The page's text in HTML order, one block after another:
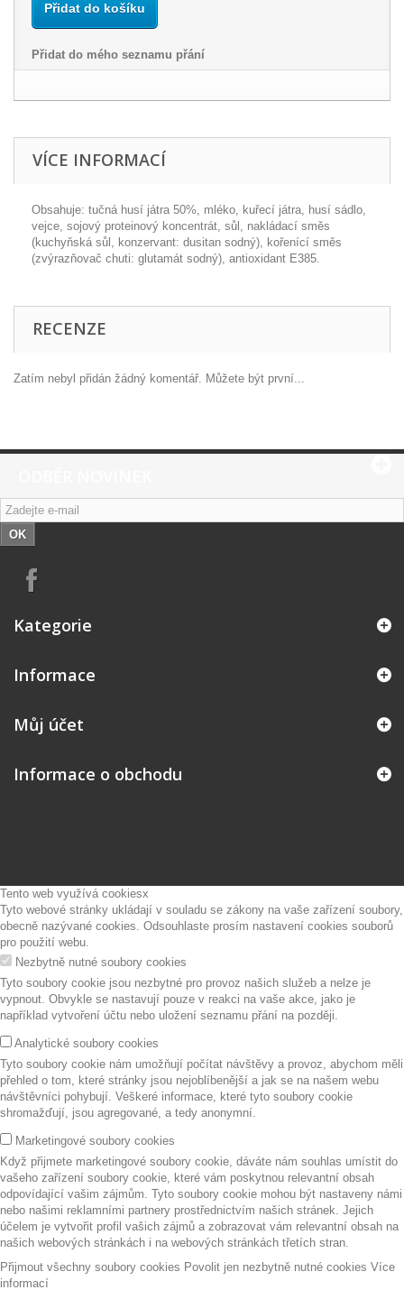
Přidat do košíku
Přidat do mého seznamu přání
VÍCE INFORMACÍ
Obsahuje: tučná husí játra 50%, mléko, kuřecí játra, husí sádlo,
vejce, sojový proteinový koncentrát, sůl, nakládací směs
(kuchyňská sůl, konzervant: dusitan sodný), kořenící směs
(zvýrazňovač chuti: glutamát sodný), antioxidant E385.
RECENZE
Zatím nebyl přidán žádný komentář. Můžete být první...
OK
Kategorie
Informace
Můj účet
Informace o obchodu
Tento web využívá cookiesx
Tyto webové stránky ukládají v souladu se zákony na vaše zařízení soubory,
obecně nazývané cookies. Odsouhlaste prosím nastavení cookies souborů
pro použití webu.
Nezbytně nutné soubory cookies
Tyto soubory cookie jsou nezbytné pro provoz našich služeb a nelze je
vypnout. Obvykle se nastavují pouze v reakci na vaše akce, jako je
například vytvoření účtu nebo uložení seznamu přání na později.
Analytické soubory cookies
Tyto soubory cookie nám umožňují počítat návštěvy a provoz, abychom měli
přehled o tom, které stránky jsou nejoblíbenější a jak se na našem webu
návštěvníci pohybují. Veškeré informace, které tyto soubory cookie
shromažďují, jsou agregované, a tedy anonymní.
Marketingové soubory cookies
Když přijmete marketingové soubory cookie, dáváte nám souhlas umístit do
vašeho zařízení soubory cookie, které vám poskytnou relevantní obsah
odpovídající vašim zájmům. Tyto soubory cookie mohou být nastaveny námi
nebo našimi reklamními partnery prostřednictvím našich stránek. Jejich
účelem je vytvořit profil vašich zájmů a zobrazovat vám relevantní obsah na
našich webových stránkách i na webových stránkách třetích stran.
Přijmout všechny soubory cookies Povolit jen nezbytně nutné cookies Více
informací